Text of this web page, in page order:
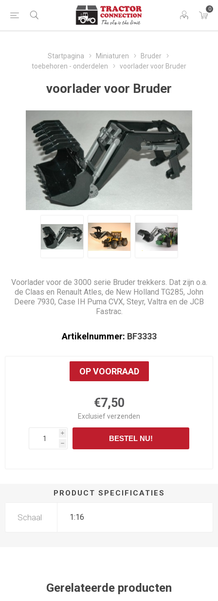
0
Startpagina Miniaturen
Bruder
toebehoren - onderdelen
voorlader voor Bruder
voorlader voor Bruder
Voorlader voor de 3000 serie Bruder trekkers. Dat zijn o.a.
de Claas en Renault Atles, de New Holland TG285, John
Deere 7930, Case IH Puma CVX, Steyr, Valtra en de JCB
Fastrac.
Artikelnummer: BF3333
OP VOORRAAD
€7,50
Exclusiefverzenden
i
h
BESTEL NU!
PRODUCT SPECIFICATIES
Schaal 1:16
Gerelateerde producten